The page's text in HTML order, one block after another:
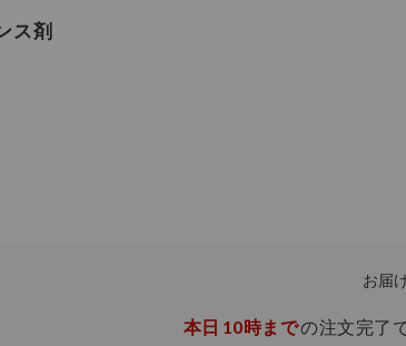
ス剤
お届
本日 10時までの注文完了で